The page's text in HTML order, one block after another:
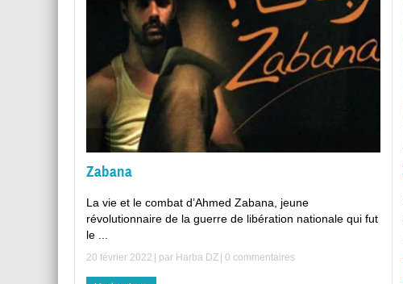
Zabana
La vie et le combat d’Ahmed Zabana, jeune
révolutionnaire de la guerre de libération nationale qui fut
le ...
20 février 2022 | par Harba DZ | 0 commentaires